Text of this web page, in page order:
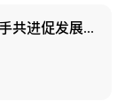
党建共建助帮扶 携手共进促发展——蜀道高速集团巴广渝公司到阿坝县求吉玛乡索日玛村开展党建结对帮扶慰问活动